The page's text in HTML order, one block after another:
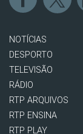
NOTÍCIAS
DESPORTO
TELEVISÃO
RÁDIO
RTP ARQUIVOS
RTP ENSINA
RTP PLAY